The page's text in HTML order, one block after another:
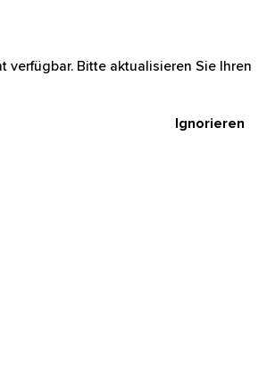
Bitte aktualisieren Sie Ihren
Ignorieren